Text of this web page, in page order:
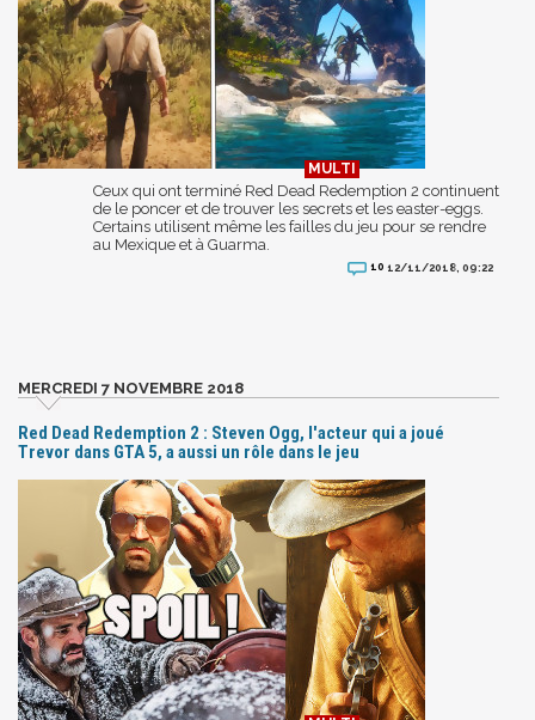
Ceux qui ont terminé Red Dead Redemption 2 continuent
de le poncer et de trouver les secrets et les easter-eggs.
Certains utilisent même les failles du jeu pour se rendre
au Mexique et à Guarma.
10 12/11/2018, 09:22
MERCREDI 7 NOVEMBRE 2018
Red Dead Redemption 2 : Steven Ogg, l'acteur qui a joué
Trevor dans GTA 5, a aussi un rôle dans le jeu